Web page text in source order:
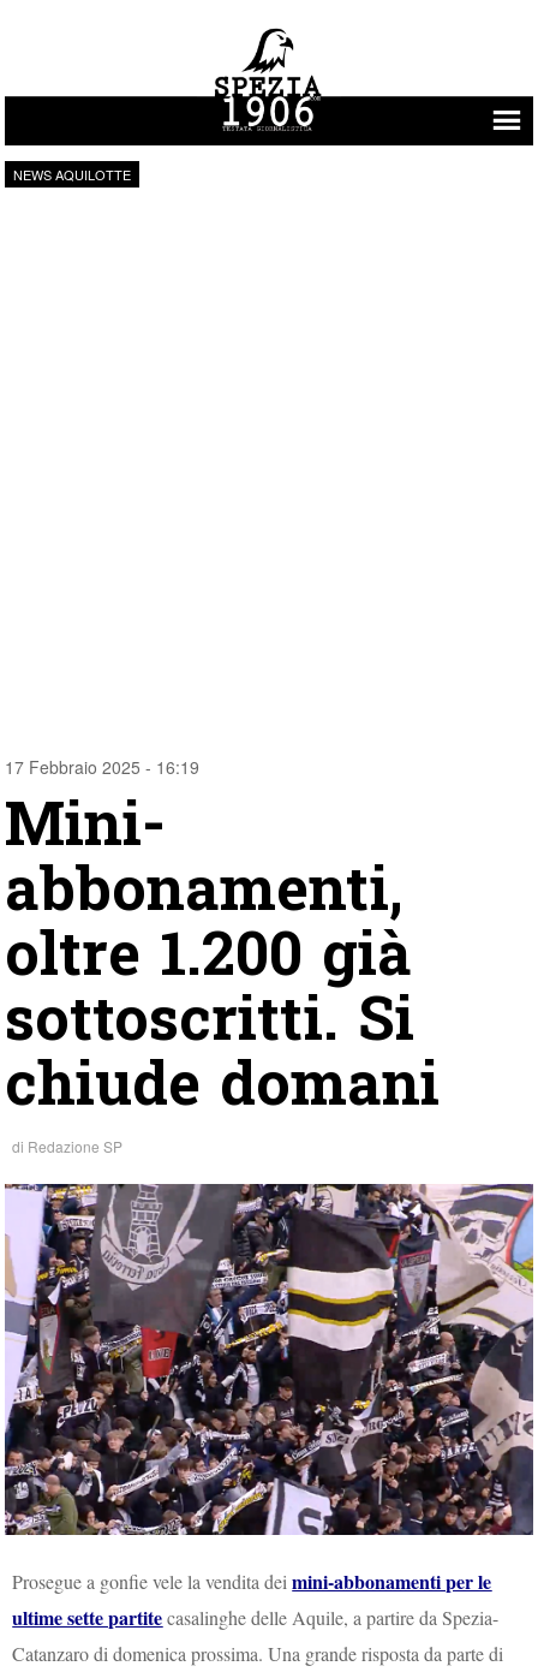
Vai al contenuto
NEWS AQUILOTTE
17 Febbraio 2025 - 16:19
Mini-
abbonamenti,
oltre 1.200 già
sottoscritti. Si
chiude domani
di Redazione SP
Prosegue a gonfie vele la vendita deimini-abbonamenti per le
ultime sette partitecasalinghe delle Aquile, a partire da Spezia-
Catanzaro di domenica prossima. Una grande risposta da parte di